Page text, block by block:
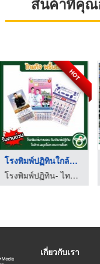
HOT
โรงพิมพ์ปฏิทินใกล้ฉั ...
โรงพิมพ์ปฏิทิน- ไทยกิจพริ้นติ้ง
เกี่ยวกับเรา